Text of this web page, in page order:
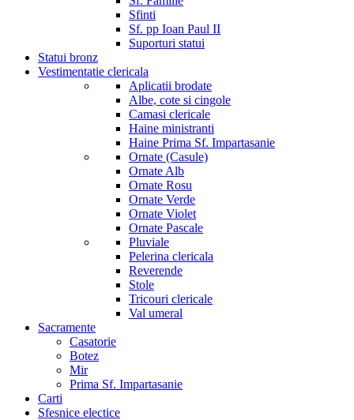
Sfinti
Sf. pp Ioan Paul II
Suporturi statui
Statui bronz
Vestimentatie clericala
Aplicatii brodate
Albe, cote si cingole
Camasi clericale
Haine ministranti
Haine Prima Sf. Impartasanie
Ornate (Casule)
Ornate Alb
Ornate Rosu
Ornate Verde
Ornate Violet
Ornate Pascale
Pluviale
Pelerina clericala
Reverende
Stole
Tricouri clericale
Val umeral
Sacramente
Casatorie
Botez
Mir
Prima Sf. Impartasanie
Carti
Sfesnice electice